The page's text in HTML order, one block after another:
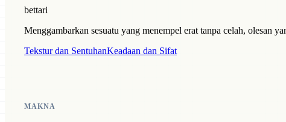
bettari
Menggambarkan sesuatu yang menempel erat tanpa celah, olesan
Tekstur dan SentuhanKeadaan dan Sifat
MAKNA